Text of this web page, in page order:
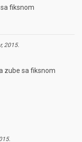
fiksnom
2015.
zube sa fiksnom